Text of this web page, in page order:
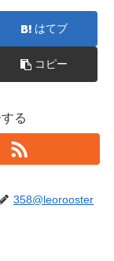
はてブ
コピー
る
358@leorooster